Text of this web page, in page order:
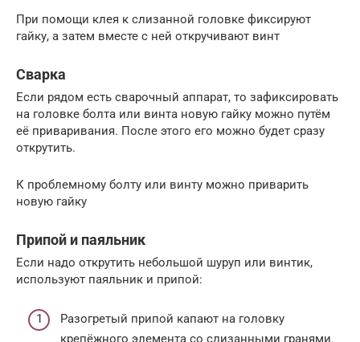
При помощи клея к слизанной головке фиксируют
гайку, а затем вместе с ней откручивают винт
Сварка
Если рядом есть сварочный аппарат, то зафиксировать
на головке болта или винта новую гайку можно путём
её приваривания. После этого его можно будет сразу
открутить.
К проблемному болту или винту можно приварить
новую гайку
Припой и паяльник
Если надо открутить небольшой шуруп или винтик,
используют паяльник и припой:
Разогретый припой капают на головку
крепёжного элемента со слизанными гранями.